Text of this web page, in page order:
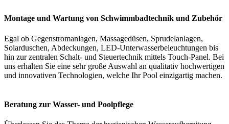
Montage und Wartung von Schwimmbadtechnik und Zubehör
Egal ob Gegenstromanlagen, Massagedüsen, Sprudelanlagen,
Solarduschen, Abdeckungen, LED-Unterwasserbeleuchtungen bis
hin zur zentralen Schalt- und Steuertechnik mittels Touch-Panel. Bei
uns erhalten Sie eine sehr große Auswahl an qualitativ hochwertigen
und innovativen Technologien, welche Ihr Pool einzigartig machen.
Beratung zur Wasser- und Poolpflege